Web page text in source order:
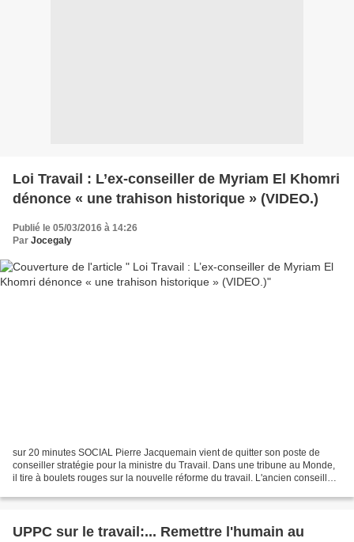
Loi Travail : L’ex-conseiller de Myriam El Khomri
dénonce « une trahison historique » (VIDEO.)
Publié le 05/03/2016 à 14:26
Par Jocegaly
sur 20 minutes SOCIAL Pierre Jacquemain vient de quitter son poste de
conseiller stratégie pour la ministre du Travail. Dans une tribune au Monde,
il tire à boulets rouges sur la nouvelle réforme du travail. L'ancien conseiller
UPPC sur le travail:... Remettre l'humain au